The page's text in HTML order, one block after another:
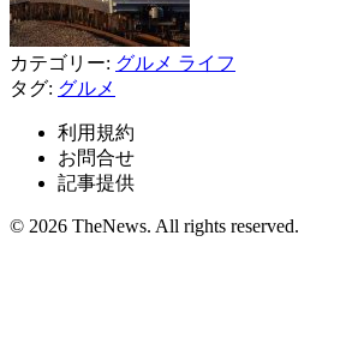
カテゴリー: グルメ ライフ
タグ: グルメ
利用規約
お問合せ
記事提供
© 2026 TheNews. All rights reserved.